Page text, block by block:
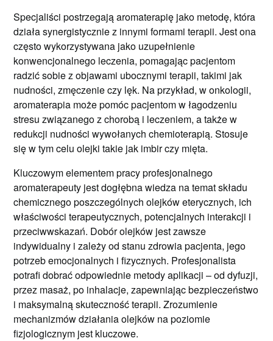
Specjaliści postrzegają aromaterapię jako metodę, która
działa synergistycznie z innymi formami terapii. Jest ona
często wykorzystywana jako uzupełnienie
konwencjonalnego leczenia, pomagając pacjentom
radzić sobie z objawami ubocznymi terapii, takimi jak
nudności, zmęczenie czy lęk. Na przykład, w onkologii,
aromaterapia może pomóc pacjentom w łagodzeniu
stresu związanego z chorobą i leczeniem, a także w
redukcji nudności wywołanych chemioterapią. Stosuje
się w tym celu olejki takie jak imbir czy mięta.
Kluczowym elementem pracy profesjonalnego
aromaterapeuty jest dogłębna wiedza na temat składu
chemicznego poszczególnych olejków eterycznych, ich
właściwości terapeutycznych, potencjalnych interakcji i
przeciwwskazań. Dobór olejków jest zawsze
indywidualny i zależy od stanu zdrowia pacjenta, jego
potrzeb emocjonalnych i fizycznych. Profesjonalista
potrafi dobrać odpowiednie metody aplikacji – od dyfuzji,
przez masaż, po inhalacje, zapewniając bezpieczeństwo
i maksymalną skuteczność terapii. Zrozumienie
mechanizmów działania olejków na poziomie
fizjologicznym jest kluczowe.